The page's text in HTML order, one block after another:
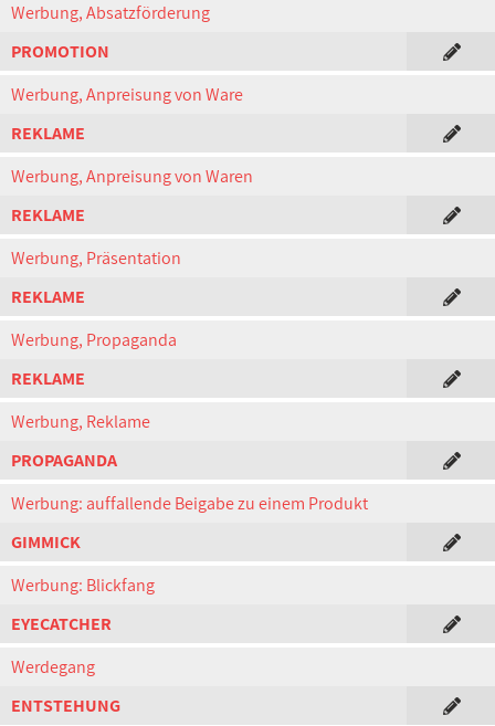
Werbung, Absatzförderung
PROMOTION
Werbung, Anpreisung von Ware
REKLAME
Werbung, Anpreisung von Waren
REKLAME
Werbung, Präsentation
REKLAME
Werbung, Propaganda
REKLAME
Werbung, Reklame
PROPAGANDA
Werbung: auffallende Beigabe zu einem Produkt
GIMMICK
Werbung: Blickfang
EYECATCHER
Werdegang
ENTSTEHUNG